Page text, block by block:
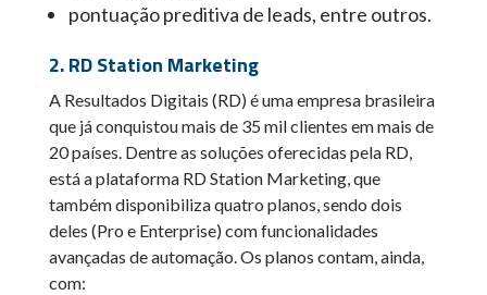
pontuação preditiva de leads, entre outros.
2. RD Station Marketing
A Resultados Digitais (RD) é uma empresa brasileira
que já conquistou mais de 35 mil clientes em mais de
20 países. Dentre as soluções oferecidas pela RD,
está a plataforma RD Station Marketing, que
também disponibiliza quatro planos, sendo dois
deles (Pro e Enterprise) com funcionalidades
avançadas de automação. Os planos contam, ainda,
com: